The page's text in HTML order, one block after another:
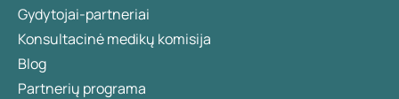
Gydytojai-partneriai
Konsultacinė medikų komisija
Blog
Partnerių programa